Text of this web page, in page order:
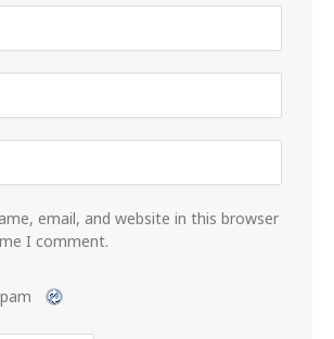
email, and website in this browser
I comment.